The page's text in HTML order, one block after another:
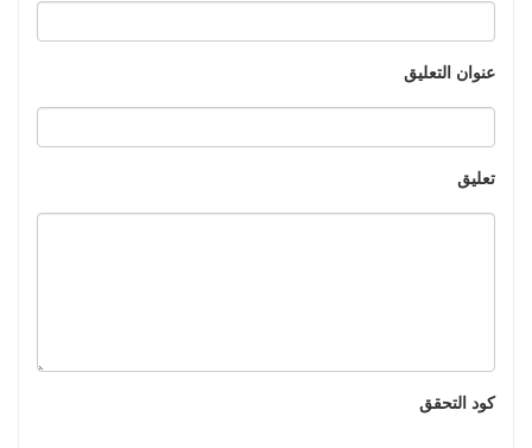
عنوان التعليق
تعليق
كود التحقق